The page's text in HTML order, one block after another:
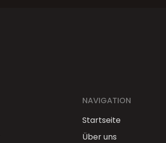
NAVIGATION
Startseite
Über uns